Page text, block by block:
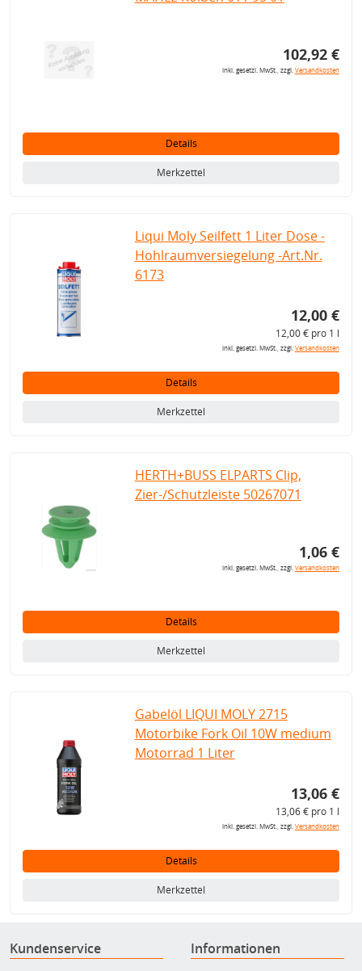
102,92 €
inkl. gesetzl. MwSt., zzgl.Versandkosten
Details
Merkzettel
Liqui Moly Seilfett 1 Liter Dose -
Hohlraumversiegelung -Art.Nr.
6173
12,00 €
12,00 € pro 1 l
inkl. gesetzl. MwSt., zzgl.Versandkosten
Details
Merkzettel
HERTH+BUSS ELPARTS Clip,
Zier-/Schutzleiste 50267071
1,06 €
inkl. gesetzl. MwSt., zzgl.Versandkosten
Details
Merkzettel
Gabelöl LIQUI MOLY 2715
Motorbike Fork Oil 10W medium
Motorrad 1 Liter
13,06 €
13,06 € pro 1 l
inkl. gesetzl. MwSt., zzgl.Versandkosten
Details
Merkzettel
Kundenservice Informationen